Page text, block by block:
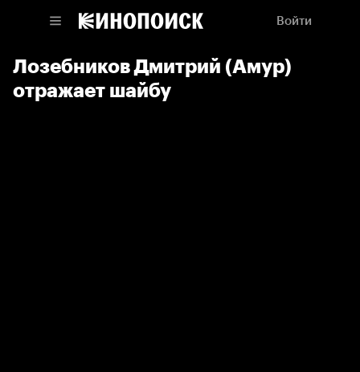
Войти
Лозебников Дмитрий (Амур)
отражает шайбу